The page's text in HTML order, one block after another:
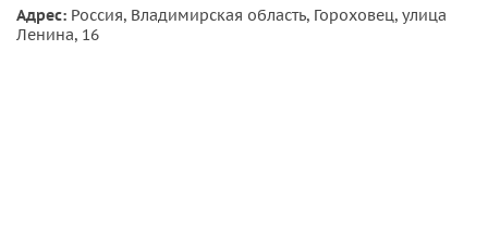
Адрес: Россия, Владимирская область, Гороховец, улица
Ленина, 16